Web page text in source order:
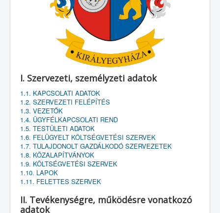
I. Szervezeti, személyzeti adatok
1.1. KAPCSOLATI ADATOK
1.2. SZERVEZETI FELÉPÍTÉS
1.3. VEZETŐK
1.4. ÜGYFÉLKAPCSOLATI REND
1.5. TESTÜLETI ADATOK
1.6. FELÜGYELT KÖLTSÉGVETÉSI SZERVEK
1.7. TULAJDONOLT GAZDÁLKODÓ SZERVEZETEK
1.8. KÖZALAPÍTVÁNYOK
1.9. KÖLTSÉGVETÉSI SZERVEK
1.10. LAPOK
1.11. FELETTES SZERVEK
II. Tevékenységre, működésre vonatkozó
adatok